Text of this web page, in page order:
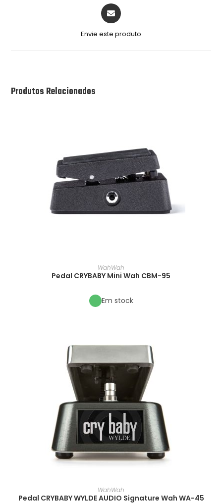
Envie este produto
Produtos Relacionados
WahWah
Pedal CRYBABY Mini Wah CBM-95
Em stock
WahWah
Pedal CRYBABY WYLDE AUDIO Signature Wah WA-45